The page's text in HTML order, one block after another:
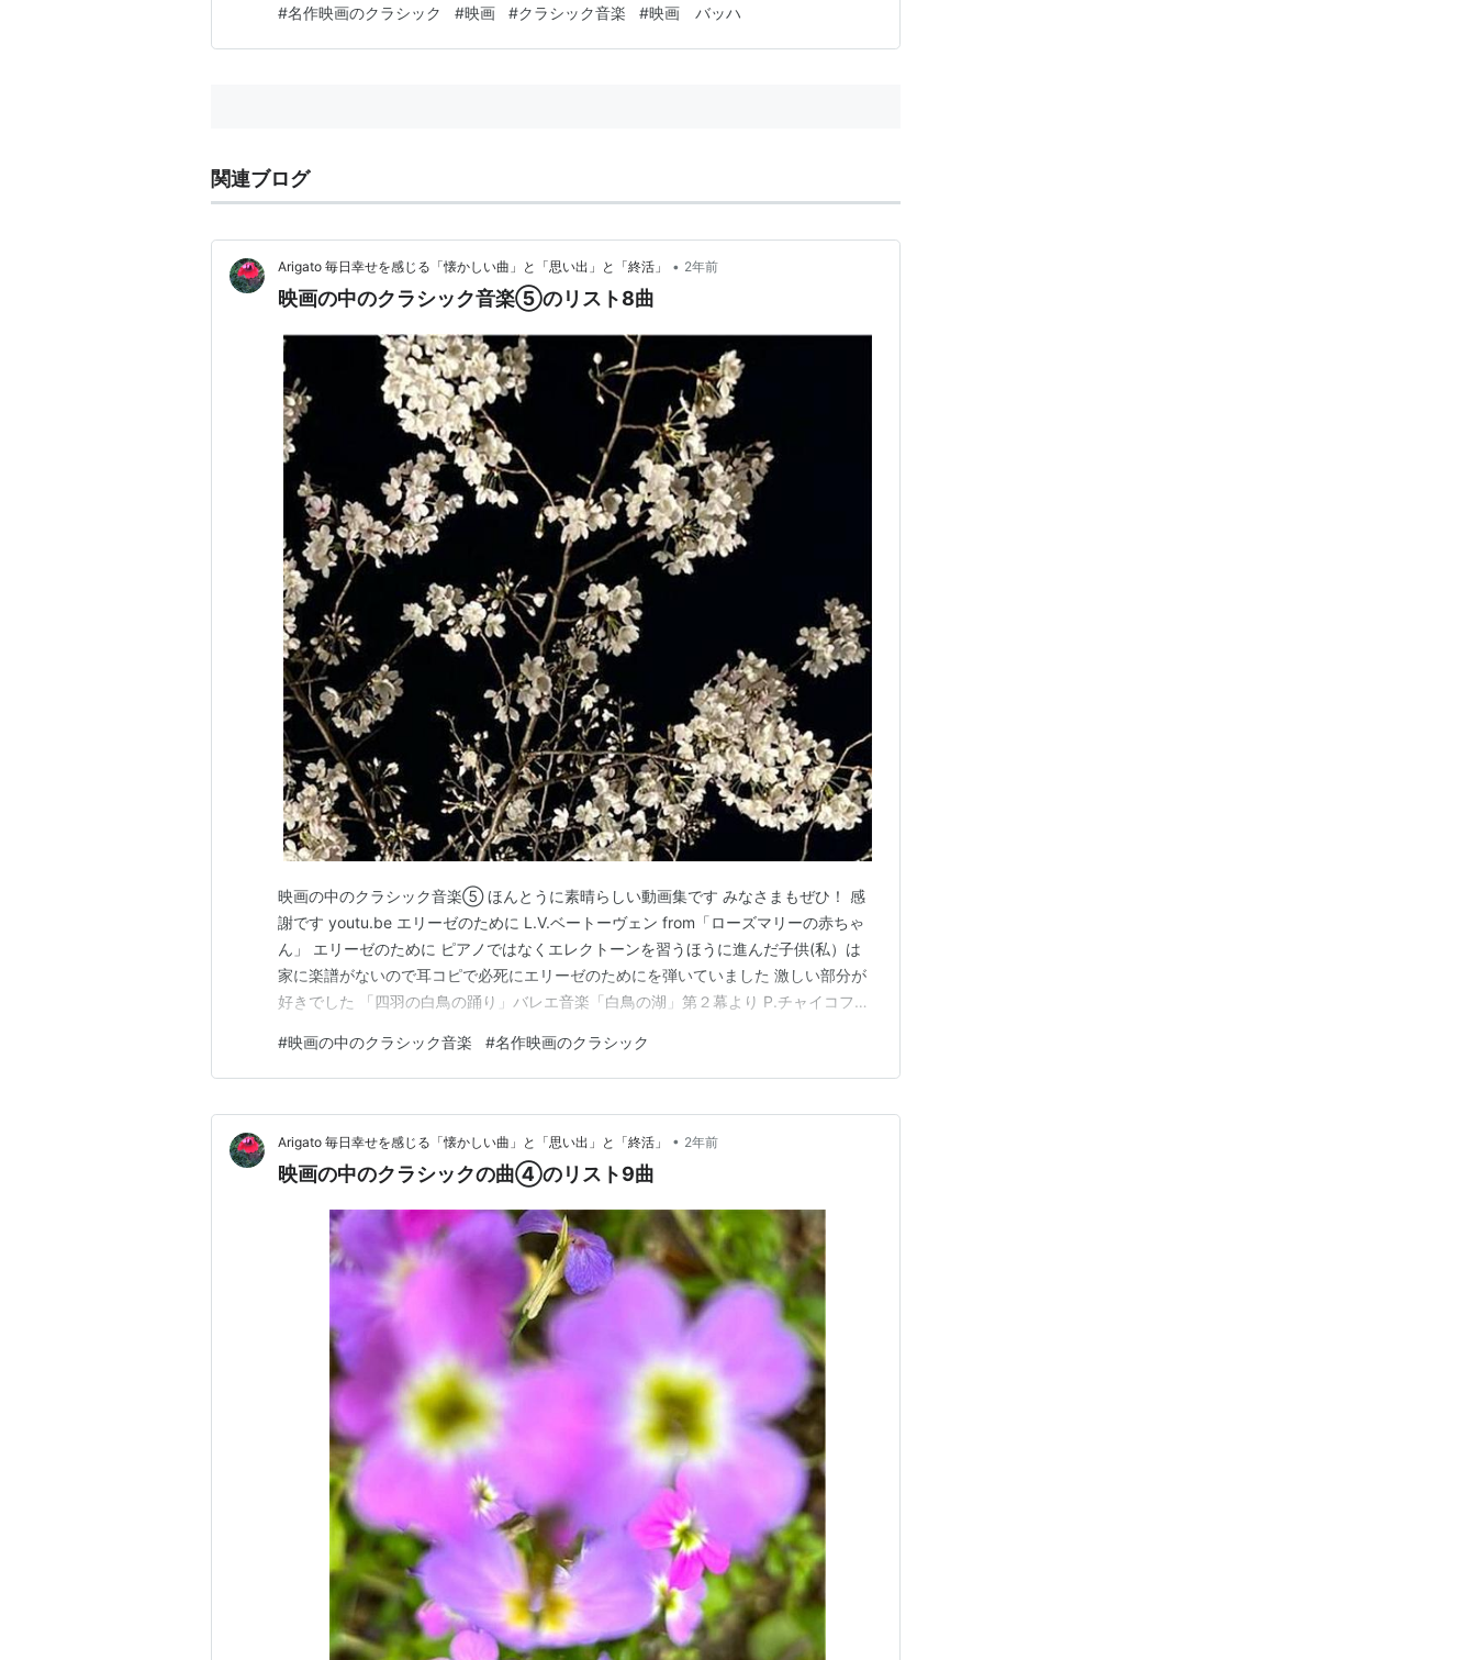
ラーのリスト」 www.aiaoko.co…
#名作映画のクラシック #映画 #クラシック音楽 #映画 バッハ
関連ブログ
Arigato 毎日幸せを感じる「懐かしい曲」と「思い出」と「終活」 • 2年前
映画の中のクラシック音楽⑤のリスト8曲
映画の中のクラシック音楽⑤ ほんとうに素晴らしい動画集です みなさまもぜひ！ 感
謝です youtu.be エリーゼのために L.V.ベートーヴェン from「ローズマリーの赤ちゃ
ん」 エリーゼのために ピアノではなくエレクトーンを習うほうに進んだ子供(私）は
家に楽譜がないので耳コピで必死にエリーゼのためにを弾いていました 激しい部分が
好きでした 「四羽の白鳥の踊り」バレエ音楽「白鳥の湖」第２幕より P.チャイコフス
www.aiaoko.com 「私が街をあるけば（ムゼッタのワルツ）」 歌劇「ラ・ボエーム」
…
#映画の中のクラシック音楽 #名作映画のクラシック
Arigato 毎日幸せを感じる「懐かしい曲」と「思い出」と「終活」 • 2年前
映画の中のクラシックの曲④のリスト9曲